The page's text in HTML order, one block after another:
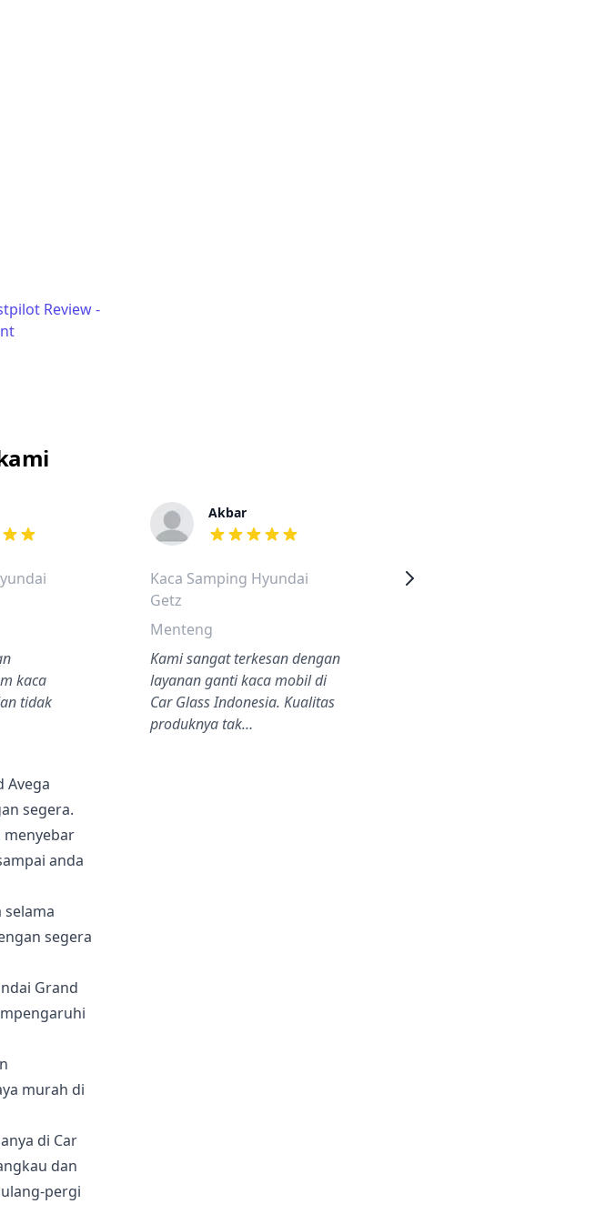
adalah bintang lima
kaca
tidak
Akbar
dari ulasan adalah bintang lima
Kaca Samping Hyundai
Getz
Menteng
Kami sangat terkesan dengan
layanan ganti kaca mobil di
Car Glass Indonesia. Kualitas
produknya tak…
Kaca Samping Hyundai i10
Avega
segera.
menyebar
anda
selama
segera
Grand
murah di
di Car
dan
pergi